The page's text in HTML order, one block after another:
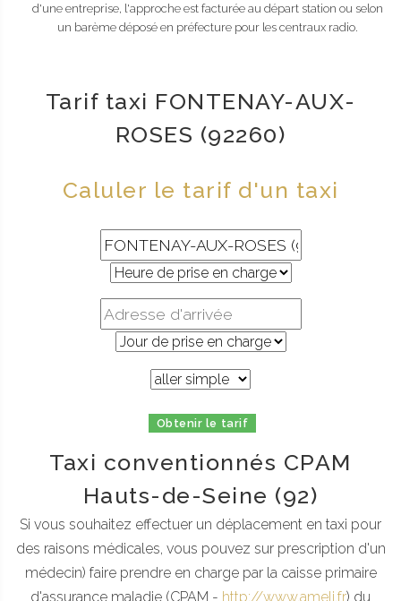
d'une entreprise, l'approche est facturée au départ station ou selon
un barème déposé en préfecture pour les centraux radio.
Tarif taxi FONTENAY-AUX-
ROSES (92260)
Caluler le tarif d'un taxi
Obtenir le tarif
Taxi conventionnés CPAM
Hauts-de-Seine (92)
Si vous souhaitez effectuer un déplacement en taxi pour
des raisons médicales, vous pouvez sur prescription d'un
médecin) faire prendre en charge par la caisse primaire
d'assurance maladie (CPAM - http://www.ameli.fr) du